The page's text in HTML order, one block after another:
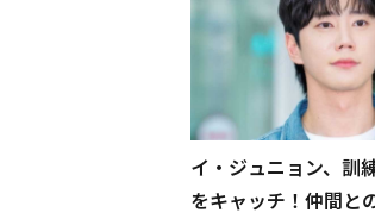
イ・ジュニョン、訓
をキャッチ！仲間と